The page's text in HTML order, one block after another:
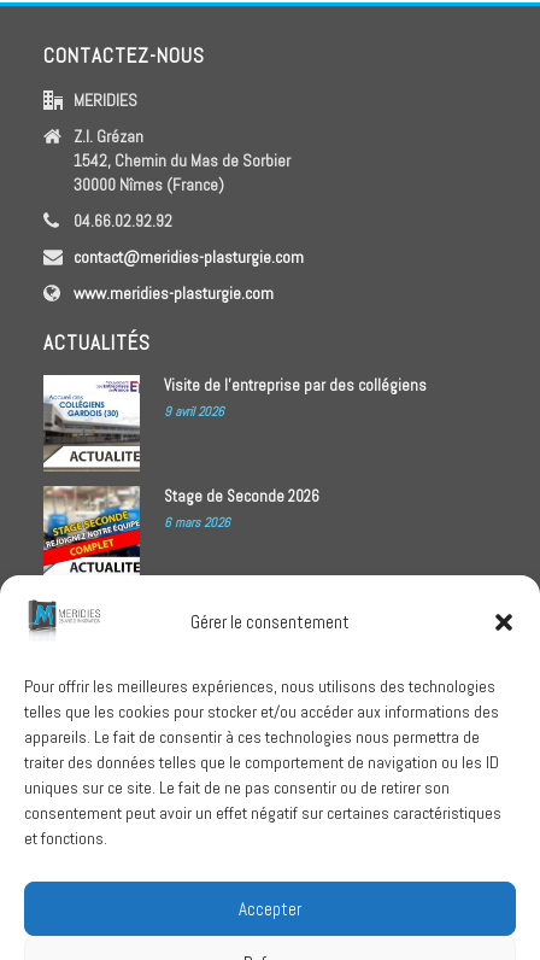
Gérer le consentement
Pour offrir les meilleures expériences, nous utilisons des technologies
telles que les cookies pour stocker et/ou accéder aux informations des
appareils. Le fait de consentir à ces technologies nous permettra de
traiter des données telles que le comportement de navigation ou les ID
uniques sur ce site. Le fait de ne pas consentir ou de retirer son
consentement peut avoir un effet négatif sur certaines caractéristiques
et fonctions.
Accepter
CONTACTEZ-NOUS
MERIDIES
Z.I. Grézan
1542, Chemin du Mas de Sorbier
30000 Nîmes (France)
04.66.02.92.92
contact@meridies-plasturgie.com
www.meridies-plasturgie.com
ACTUALITÉS
Visite de l’entreprise par des collégiens
9 avril 2026
Stage de Seconde 2026
6 mars 2026
1 octobre 2025
RECHERCHER
SUIVEZ-NOUS